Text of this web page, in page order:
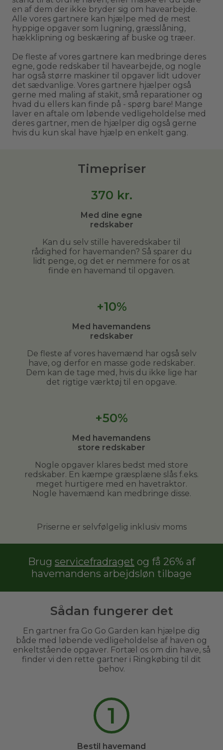
en af dem der ikke bryder sig om havearbejde.
Alle vores gartnere kan hjælpe med de mest
hyppige opgaver som lugning, græsslåning,
hækklipning og beskæring af buske og træer.
De fleste af vores gartnere kan medbringe deres
egne, gode redskaber til havearbejde, og nogle
har også større maskiner til opgaver lidt udover
det sædvanlige. Vores gartnere hjælper også
gerne med maling af stakit, små reparationer og
hvad du ellers kan finde på - spørg bare! Mange
laver en aftale om løbende vedligeholdelse med
deres gartner, men de hjælper dig også gerne
hvis du kun skal have hjælp en enkelt gang.
Timepriser
370 kr.
Med dine egne
redskaber
Kan du selv stille haveredskaber til
rådighed for havemanden? Så sparer du
lidt penge, og det er nemmere for os at
finde en havemand til opgaven.
+10%
Med havemandens
redskaber
De fleste af vores havemænd har også selv
have, og derfor en masse gode redskaber.
Dem kan de tage med, hvis du ikke lige har
det rigtige værktøj til en opgave.
+50%
Med havemandens
store redskaber
Nogle opgaver klares bedst med store
redskaber. En kæmpe græsplæne slås f.eks.
meget hurtigere med en havetraktor.
Nogle havemænd kan medbringe disse.
Priserne er selvfølgelig inklusiv moms
Brug servicefradraget og få 26% af
havemandens arbejdsløn tilbage
Sådan fungerer det
En gartner fra Go Go Garden kan hjælpe dig
både med løbende vedligeholdelse af haven og
enkeltstående opgaver. Fortæl os om din have, så
finder vi den rette gartner i Ringkøbing til dit
behov.
1
Bestil havemand